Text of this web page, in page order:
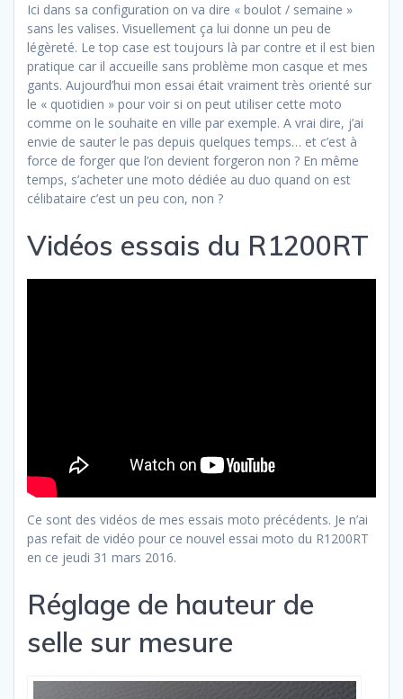
Ici dans sa configuration on va dire « boulot / semaine »
sans les valises. Visuellement ça lui donne un peu de
légèreté. Le top case est toujours là par contre et il est bien
pratique car il accueille sans problème mon casque et mes
gants. Aujourd’hui mon essai était vraiment très orienté sur
le « quotidien » pour voir si on peut utiliser cette moto
comme on le souhaite en ville par exemple. A vrai dire, j’ai
envie de sauter le pas depuis quelques temps… et c’est à
force de forger que l’on devient forgeron non ? En même
temps, s’acheter une moto dédiée au duo quand on est
célibataire c’est un peu con, non ?
Vidéos essais du R1200RT
Ce sont des vidéos de mes essais moto précédents. Je n’ai
pas refait de vidéo pour ce nouvel essai moto du R1200RT
en ce jeudi 31 mars 2016.
Réglage de hauteur de
selle sur mesure